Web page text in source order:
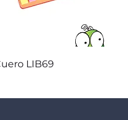
Vista rápida
LIB69